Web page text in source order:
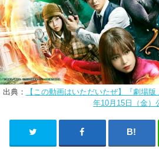
出典：
【この動画はいただいたぜ】『劇場
年10月15日（金）